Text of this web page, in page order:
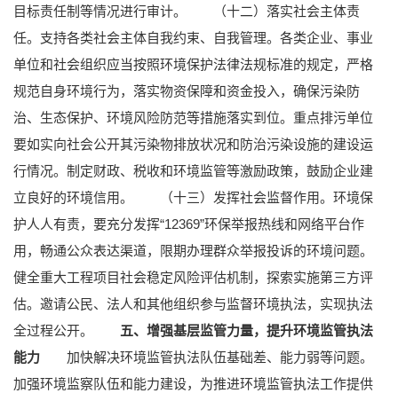
目标责任制等情况进行审计。
（十二）落实社会主体责
任。支持各类社会主体自我约束、自我管理。各类企业、事业
单位和社会组织应当按照环境保护法律法规标准的规定，严格
规范自身环境行为，落实物资保障和资金投入，确保污染防
治、生态保护、环境风险防范等措施落实到位。重点排污单位
要如实向社会公开其污染物排放状况和防治污染设施的建设运
行情况。制定财政、税收和环境监管等激励政策，鼓励企业建
立良好的环境信用。
（十三）发挥社会监督作用。环境保
护人人有责，要充分发挥“12369”环保举报热线和网络平台作
用，畅通公众表达渠道，限期办理群众举报投诉的环境问题。
健全重大工程项目社会稳定风险评估机制，探索实施第三方评
估。邀请公民、法人和其他组织参与监督环境执法，实现执法
全过程公开。
五、增强基层监管力量，提升环境监管执法
能力 加快解决环境监管执法队伍基础差、能力弱等问题。
加强环境监察队伍和能力建设，为推进环境监管执法工作提供